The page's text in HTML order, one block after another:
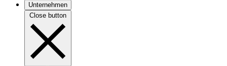
Unternehmen
Close button